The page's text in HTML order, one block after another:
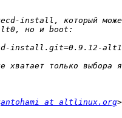
antohami at altlinux.org